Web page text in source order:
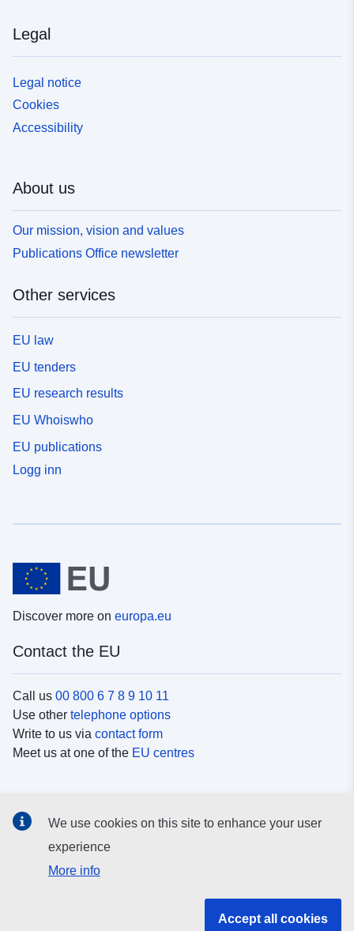
Legal
Legal notice
Cookies
Accessibility
About us
Our mission, vision and values
Publications Office newsletter
Other services
EU law
EU tenders
EU research results
EU Whoiswho
EU publications
Logg inn
Discover more on europa.eu
Contact the EU
Call us 00 800 6 7 8 9 10 11
Use other telephone options
Write to us via contact form
Meet us at one of the EU centres
Search for EUsocial media channels
We use cookies on this site to enhance your user
experience
More info
Accept all cookies